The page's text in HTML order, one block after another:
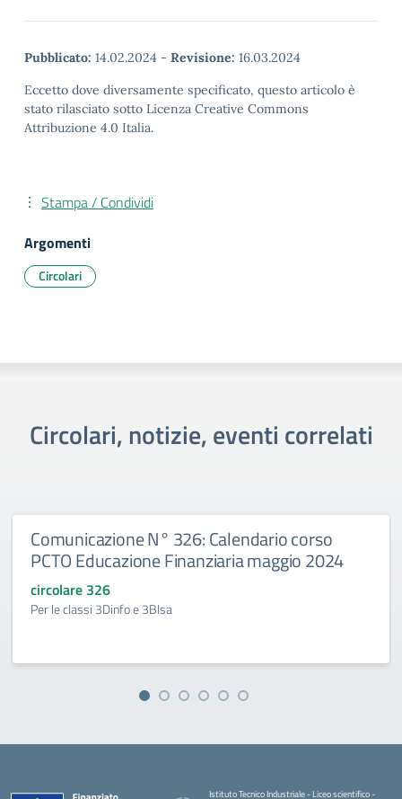
Pubblicato: 14.02.2024 - Revisione: 16.03.2024
Eccetto dove diversamente specificato, questo articolo è
stato rilasciato sotto Licenza Creative Commons
Attribuzione 4.0 Italia.
Stampa / Condividi
Argomenti
Circolari
Circolari, notizie, eventi correlati
Comunicazione N° 326: Calendario corso
PCTO Educazione Finanziaria maggio 2024
circolare 326
Per le classi 3Dinfo e 3Blsa
Istituto Tecnico Industriale - Liceo scientifico -